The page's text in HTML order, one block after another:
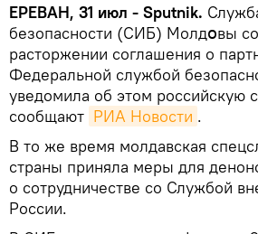
ЕРЕВАН, 31 июл - Sputnik.
безопасности (СИБ) Молдօвы
расторжении соглашения о
Федеральной службой
уведомила об этом российскую
сообщают РИА Новости .
В то же время молдавская
страны приняла меры для
о сотрудничестве со Службой
России.